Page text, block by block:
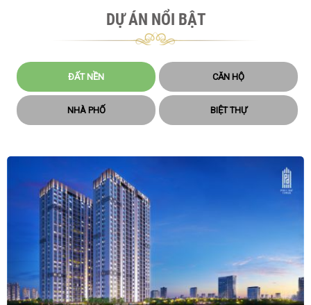
DỰ ÁN NỔI BẬT
ĐẤT NỀN CĂN HỘ
NHÀ PHỐ BIỆT THỰ